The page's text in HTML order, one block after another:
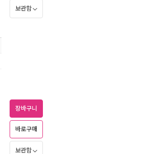
보관함
장바구니
바로구매
보관함